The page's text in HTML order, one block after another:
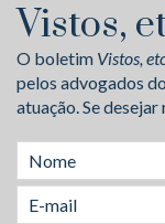
Vistos,
O boletim Vistos,
pelos advogados
atuação. Se